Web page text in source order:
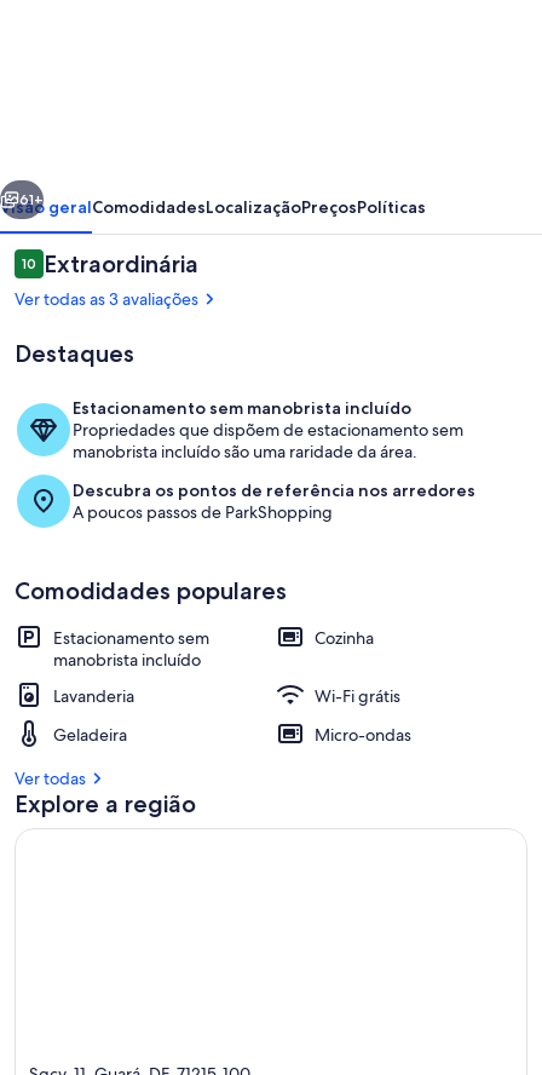
Studios
Comodidades do quarto
Próximo
61+
Visão geralComodidadesLocalizaçãoPreçosPolíticas
Avaliações
1010 de 10
Extraordinária
Ver todas as 3 avaliações
Destaques
Estacionamento sem manobrista incluído
Propriedades que dispõem de estacionamento sem
manobrista incluído são uma raridade da área.
Descubra os pontos de referência nos arredores
A poucos passos de ParkShopping
Comodidades populares
Estacionamento sem
manobrista incluído
Cozinha
Lavanderia
Wi-Fi grátis
Geladeira
Micro-ondas
Ver todas
Explore a região